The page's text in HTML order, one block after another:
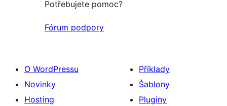
Potřebujete pomoc?
Fórum podpory
O WordPressu
Novinky
Hosting
Příklady
Šablony
Pluginy